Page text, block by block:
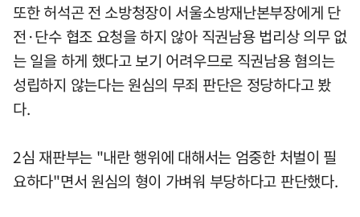
또한 허석곤 전 소방청장이 서울소방재난본부장에게 단
전·단수 협조 요청을 하지 않아 직권남용 법리상 의무 없
는 일을 하게 했다고 보기 어려우므로 직권남용 혐의는
성립하지 않는다는 원심의 무죄 판단은 정당하다고 봤
다.
2심 재판부는 "내란 행위에 대해서는 엄중한 처벌이 필
요하다"면서 원심의 형이 가벼워 부당하다고 판단했다.